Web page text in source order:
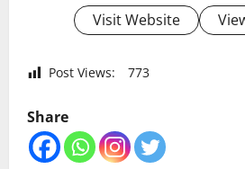
Visit Website
Post Views: 773
Share